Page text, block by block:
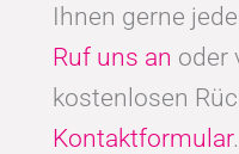
Ihnen gerne
Ruf uns an oder
kostenlosen
Kontaktformular